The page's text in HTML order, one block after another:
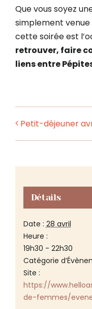
Que vous soyez
simplement
cette soirée est
retrouver, faire
liens entre
Petit-déjeuner
Détails
Date : 28 avril
Heure :
19h30 - 22h30
Catégorie
Site :
https://
de-femmes/